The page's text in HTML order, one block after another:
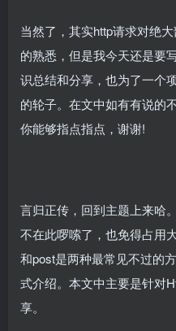
当然了，其实http请求对绝
的熟悉，但是我今天还是要
识总结和分享，也为了一个
的轮子。在文中如有有说的
你能够指点指点，谢谢!
言归正传，回到主题上来哈
不在此啰嗦了，也免得占用
和post是两种最常见不过的
式介绍。本文中主要是针对
享。